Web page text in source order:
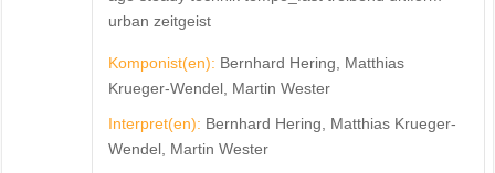
urban zeitgeist
Komponist(en): Bernhard Hering, Matthias
Krueger-Wendel, Martin Wester
Interpret(en): Bernhard Hering, Matthias Krueger-
Wendel, Martin Wester